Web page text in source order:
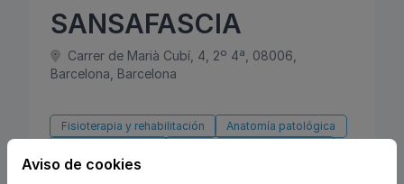
SANSAFASCIA
Carrer de Marià Cubí, 4, 2º 4ª, 08006,
Barcelona, Barcelona
Fisioterapia y rehabilitación
Anatomía patológica
Traumatología y ortopedia
Aviso de cookies